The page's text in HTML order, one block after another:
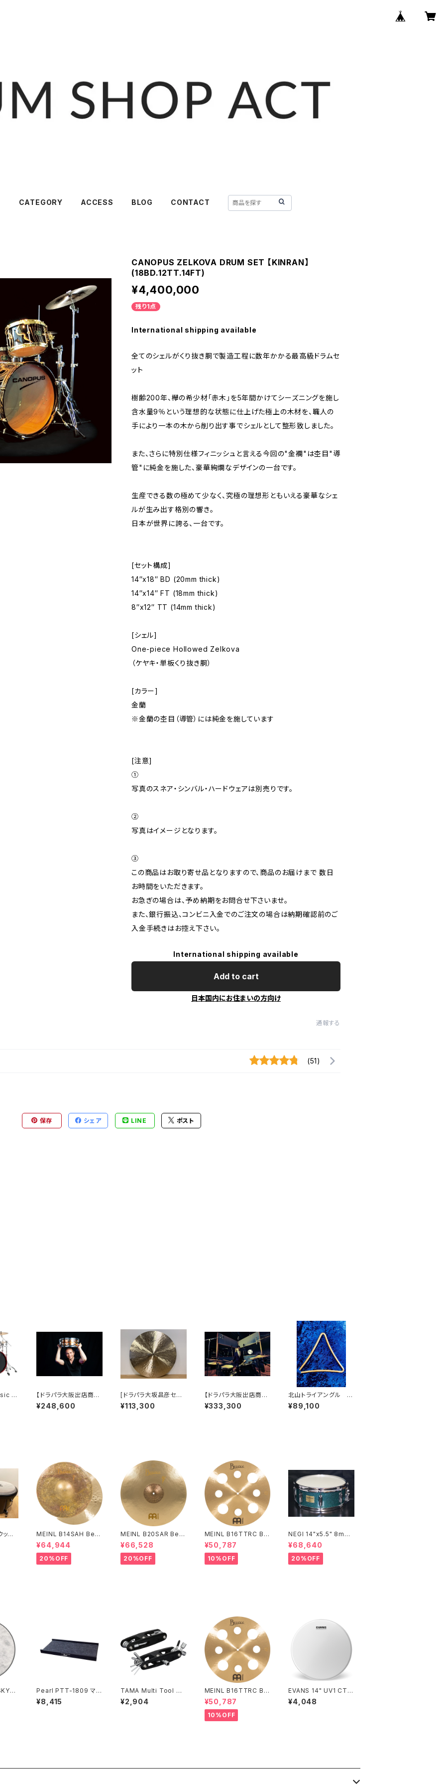
CATEGORY ACCESS BLOG CONTACT
CANOPUS ZELKOVA DRUM SET 【KINRAN】
(18BD.12TT.14FT)
¥4,400,000
残り1点
International shipping available
全てのシェルがくり抜き胴で製造工程に数年かかる最高級ドラムセ
ット
樹齢200年、欅の希少材「赤木」を5年間かけてシーズニングを施し
含水量9％という理想的な状態に仕上げた極上の木材を、職人の
手により一本の木から削り出す事でシェルとして整形致しました。
また、さらに特別仕様フィニッシュと言える今回の"金襴"は杢目"導
管"に純金を施した、豪華絢爛なデザインの一台です。
生産できる数の極めて少なく、究極の理想形ともいえる豪華なシェ
ルが生み出す格別の響き。
日本が世界に誇る、一台です。
[セット構成]
14″x18″ BD (20mm thick)
14″x14″ FT (18mm thick)
8″x12″ TT (14mm thick)
[シェル]
One-piece Hollowed Zelkova
（ケヤキ・単板くり抜き胴）
[カラー]
金蘭
※金蘭の杢目（導管）には純金を施しています
[注意]
①
写真のスネア・シンバル・ハードウェアは別売りです。
②
写真はイメージとなります。
③
この商品はお取り寄せ品となりますので、商品のお届けまで 数日
お時間をいただきます。
お急ぎの場合は、予め納期をお問合せ下さいませ。
また、銀行振込、コンビニ入金でのご注文の場合は納期確認前のご
入金手続きはお控え下さい。
International shipping available
Add to cart
日本国内にお住まいの方向け
通報する
(51)
保存 シェア LINE ポスト
W
【ドラパラ大阪出店商
品】YAMAHA ダフニス
プリエト セミナー使用
¥248,600
[ドラパラ大坂昌彦セミ
ナー使用] Zildjian 22"
K CONSTANTINOPL
¥113,300
【ドラパラ大阪出店商
品】YAMAHA 大坂昌彦
氏 セミナー使用 Absol
¥333,300
北山トライアングル 2
4 x φ9
¥89,100
ド
MEINL B14SAH Benn
y Greb Signature By
zance Vintage Sand
Hihats 14"
¥64,944
20%OFF
MEINL B20SAR Ben
ny Greb Signature B
yzance Vintage San
d Ride 20"
¥66,528
20%OFF
MEINL B16TTRC By
zance Traditional Tr
ash Crash 16"
¥50,787
10%OFF
NEGI 14"x5.5" 8mm
メイプル MR1455PI8-
S2DMS
¥68,640
20%OFF
Pearl PTT-1809 マレ
ット＆スティックテーブ
ル
¥8,415
TAMA Multi Tool T
MT9
¥2,904
MEINL B16TTRC By
zance Traditional Tr
ash Crash 16"
¥50,787
10%OFF
EVANS 14" UV1 CTD
B14UV1
¥4,048